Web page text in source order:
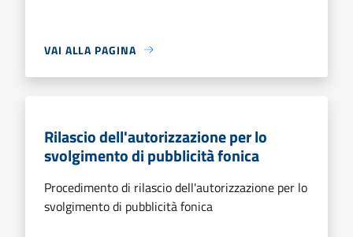
VAI ALLA PAGINA
Rilascio dell'autorizzazione per lo
svolgimento di pubblicità fonica
Procedimento di rilascio dell'autorizzazione per lo
svolgimento di pubblicità fonica